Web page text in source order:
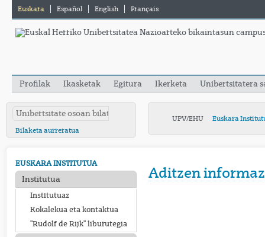
Euskara Español English Français
Profilak Ikasketak Egitura Ikerketa Unibertsitatera
Bilaketa aurreratua
UPV/EHU Euskara
EUSKARA INSTITUTUA
Institutua
Institutuaz
Kokalekua eta kontaktua
"Rudolf de Rijk" liburutegia
Aditzen